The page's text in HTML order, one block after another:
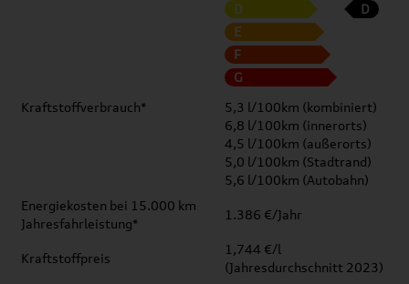
D
E
F
G
D
Kraftstoffverbrauch*
5,3 l/100km (kombiniert)
6,8 l/100km (innerorts)
4,5 l/100km (außerorts)
5,0 l/100km (Stadtrand)
5,6 l/100km (Autobahn)
Energiekosten bei 15.000 km
Jahresfahrleistung*
1.386 €/Jahr
Kraftstoffpreis
1,744 €/l
(Jahresdurchschnitt 2023)